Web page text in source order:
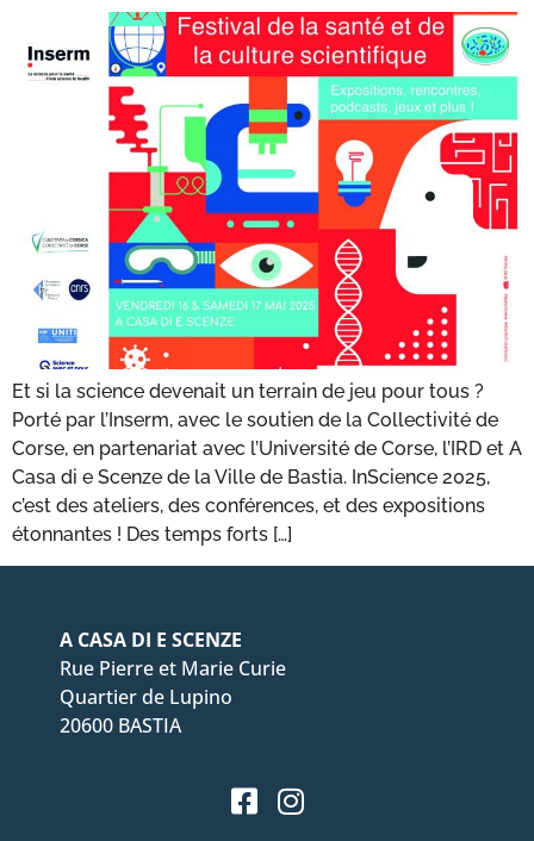
Et si la science devenait un terrain de jeu pour tous ?
Porté par l’Inserm, avec le soutien de la Collectivité de
Corse, en partenariat avec l’Université de Corse, l’IRD et A
Casa di e Scenze de la Ville de Bastia. InScience 2025,
c’est des ateliers, des conférences, et des expositions
étonnantes ! Des temps forts […]
A CASA DI E SCENZE
Rue Pierre et Marie Curie
Quartier de Lupino
20600 BASTIA